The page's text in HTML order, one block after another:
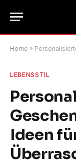
Home » Personalisierte
LEBENSSTIL
Ideen